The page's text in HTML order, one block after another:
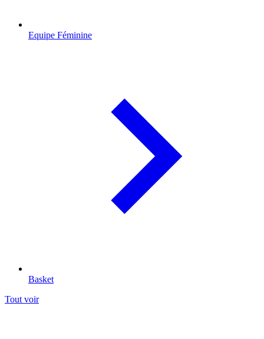
Equipe Féminine
Basket
Tout voir